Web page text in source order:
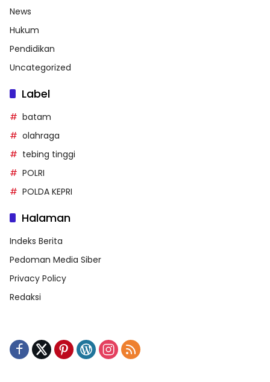
News
Hukum
Pendidikan
Uncategorized
Label
batam
olahraga
tebing tinggi
POLRI
POLDA KEPRI
Halaman
Indeks Berita
Pedoman Media Siber
Privacy Policy
Redaksi